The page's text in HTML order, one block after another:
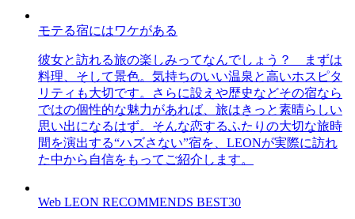
モテる宿にはワケがある
彼女と訪れる旅の楽しみってなんでしょう？ まずは
料理、そして景色。気持ちのいい温泉と高いホスピタ
リティも大切です。さらに設えや歴史などその宿なら
ではの個性的な魅力があれば、旅はきっと素晴らしい
思い出になるはず。そんな恋するふたりの大切な旅時
間を演出する“ハズさない”宿を、LEONが実際に訪れ
た中から自信をもってご紹介します。
Web LEON RECOMMENDS BEST30